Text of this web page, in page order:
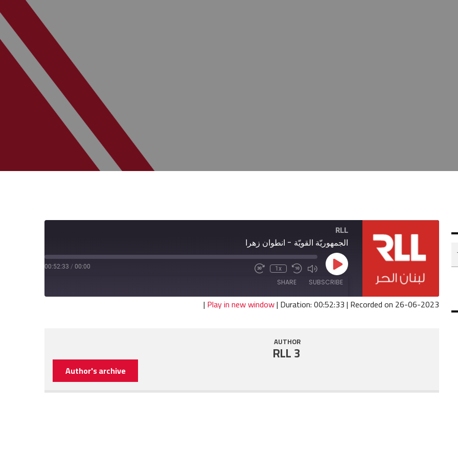
RLL
الجمهوريّة القويّة - انطوان زهرا
Play
Episode
Mute/Unmute
Episode
Rewind
10
1x
Fast
seconds
00:00
/
00:52:33
SUBSCRIBE
SHARE
| Play in new window| Duration: 00:52:33| Recorded on 26-06-2023
AUTHOR
RLL 3
Author's archive